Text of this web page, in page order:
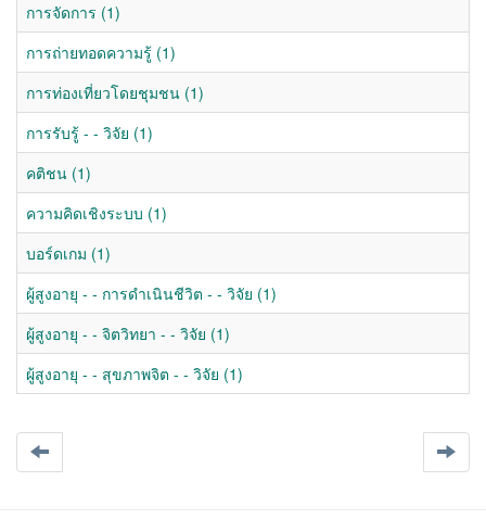
การจัดการ (1)
การถ่ายทอดความรู้ (1)
การท่องเที่ยวโดยชุมชน (1)
การรับรู้ - - วิจัย (1)
คติชน (1)
ความคิดเชิงระบบ (1)
บอร์ดเกม (1)
ผู้สูงอายุ - - การดำเนินชีวิต - - วิจัย (1)
ผู้สูงอายุ - - จิตวิทยา - - วิจัย (1)
ผู้สูงอายุ - - สุขภาพจิต - - วิจัย (1)